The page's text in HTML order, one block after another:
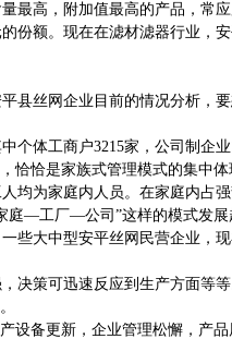
最高，附加值最高的产品，常
份额。现在在滤材滤器行业，
县丝网企业目前的情况分析，
个体工商户3215家，公司制企
恰恰是家族式管理模式的集中体
均为家庭内人员。在家庭内占强
庭—工厂—公司”这样的模式发展
些大中型安平丝网民营企业，
决策可迅速反应到生产方面等
设备更新，企业管理松懈，产